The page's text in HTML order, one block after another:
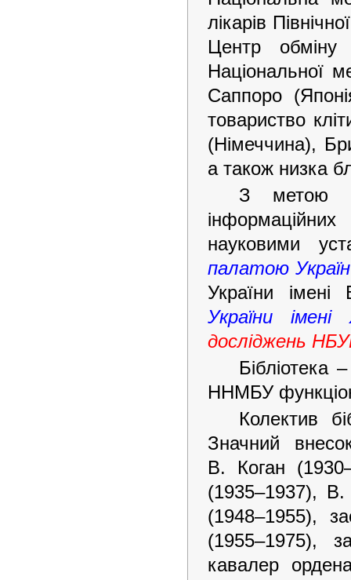
лікарів
Центр обміну
Національної
Саппоро
товариство
(Німеччина),
а також низка
З метою
науковими
палатою
України
України
досліджень
Бібліотека
ННМБУ
Колектив
Значний
В. Коган
(1935–1937),
(1948–1955),
(1955–1975),
кавалер